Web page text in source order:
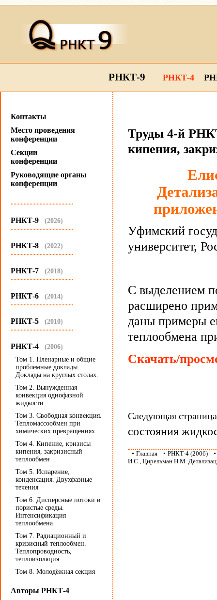
РНКТ-9 РНКТ-4
Контакты
Место проведения
конференции
Секции
конференции
Руководящие органы
конференции
...........................................
РНКТ-9 (2026)
...........................................
РНКТ-8 (2022)
...........................................
РНКТ-7 (2018)
...........................................
РНКТ-6 (2014)
...........................................
РНКТ-5 (2010)
...........................................
РНКТ-4 (2006)
Том 1. Пленарные и общие
проблемные доклады.
Доклады на круглых столах.
Том 2. Вынужденная
конвекция однофазной
жидкости
Том 3. Свободная конвекция.
Тепломассообмен при
химических превращениях
Том 4. Кипение, кризисы
кипения, закризисный
теплообмен
Том 5. Испарение,
конденсация. Двухфазные
течения
Том 6. Дисперсные потоки и
пористые среды.
Интенсификация
теплообмена
Том 7. Радиационный и
кризисный теплообмен.
Теплопроводность,
теплоизоляция
Том 8. Молодёжная секция
Авторы РНКТ-4
Труды 4-й
кипения,
Уфимский
университет,
С выделением
расширено
даны примеры
теплообмена
Скачать/
Следующая
состояния
• Главная • РНКТ-4 (2006)
И.С., Цирельман Н.М.